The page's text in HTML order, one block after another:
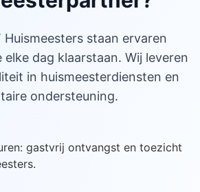
Huismeesters staan ervaren
elke dag klaarstaan. Wij leveren
in huismeesterdiensten en
ondersteuning.